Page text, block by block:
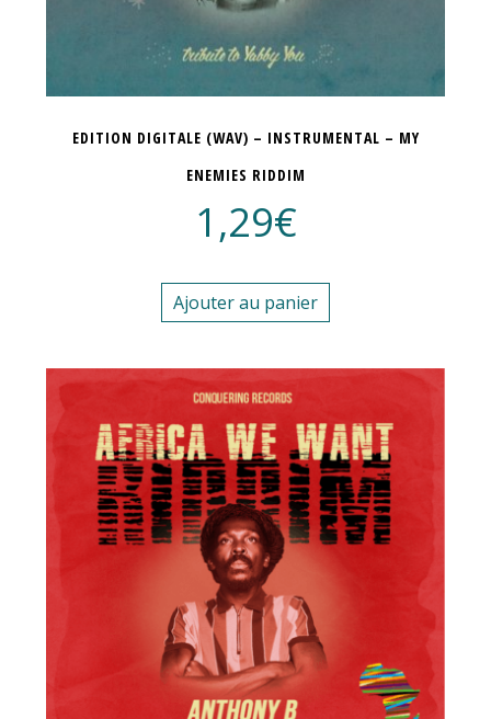
EDITION DIGITALE (WAV) – INSTRUMENTAL – MY
ENEMIES RIDDIM
1,29€
Ajouter au panier